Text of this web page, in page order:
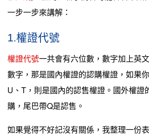
一步一步來講解：
1.權證代號
權證代號一共會有六位數，數字加上英
數字，那是國內權證的認購權證，如果
U、T，則是國內的認售權證。國外權證
購，尾巴帶Q是認售。
如果覺得不好記沒有關係，我整理一份